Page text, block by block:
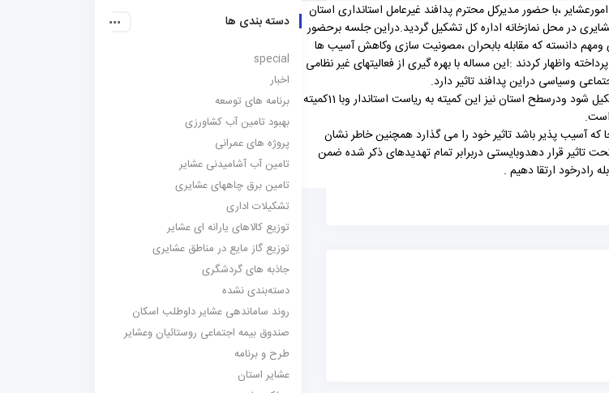
،با حضور مدیرکل محترم پدافند غیرعامل استانداری استان
در محل نمازخانه اداره کل تشکیل گردید.دراین جلسه برحضور
ومهم دانسته که مقابله بابحران ،مصونیت سازی وکاهش آسیب ها
واظهار کردند :این مساله با بهره گیری از فعالیتهای غیر نظامی
وسیاسی دراین پدافند تاثیر دارد.
ایشان تاکید کردند: بایستی کمیته پدافند غیرعامل به ریاست مدیر دستگاه تشکیل شود ودرسطح استان نیز این کمیته به ریاست استاندار وبا 11کمیته
که آسیب پذیر باشد تاثیر خود را می گذارد همچنین خاطر نشان
تاثیر قرار دهدوبایستی دربرابر تمام تهدیدهای ذکر شده ضمن
رادرخود ارتقا دهیم .
دسته بندی ها
special
اخبار
برنامه های توسعه
بهبود تامین آب کشاورزی
پروژه های عمرانی
تامین آب آشامیدنی عشایر
تامین برق چاههای عشایری
تشکیلات اداری
توزیع کالاهای یارانه ای عشایر
توزیع گاز مایع در مناطق عشایری
جاذبه های گردشگری
دسته‌بندی نشده
روند ساماندهی عشایر داوطلب اسکان
صندوق بیمه اجتماعی روستائیان وعشایر
طرح و برنامه
عشایر استان